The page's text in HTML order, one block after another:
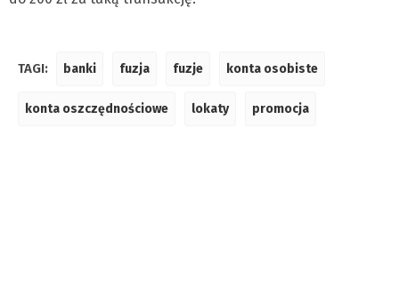
TAGI: banki fuzja fuzje konta osobiste
konta oszczędnościowe lokaty promocja